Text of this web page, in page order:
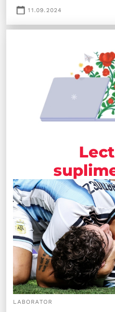
11.09.2024
LABORATOR